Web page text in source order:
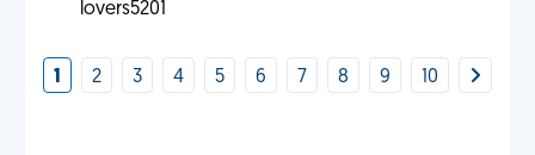
lovers5201
1 2 3 4 5 6 7 8 9 10